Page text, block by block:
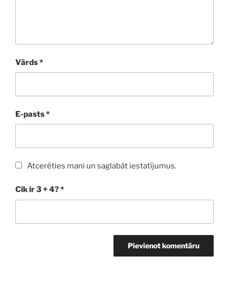
Vārds*
E-pasts*
Atcerēties mani un saglabāt iestatījumus.
Cik ir 3 + 4?*